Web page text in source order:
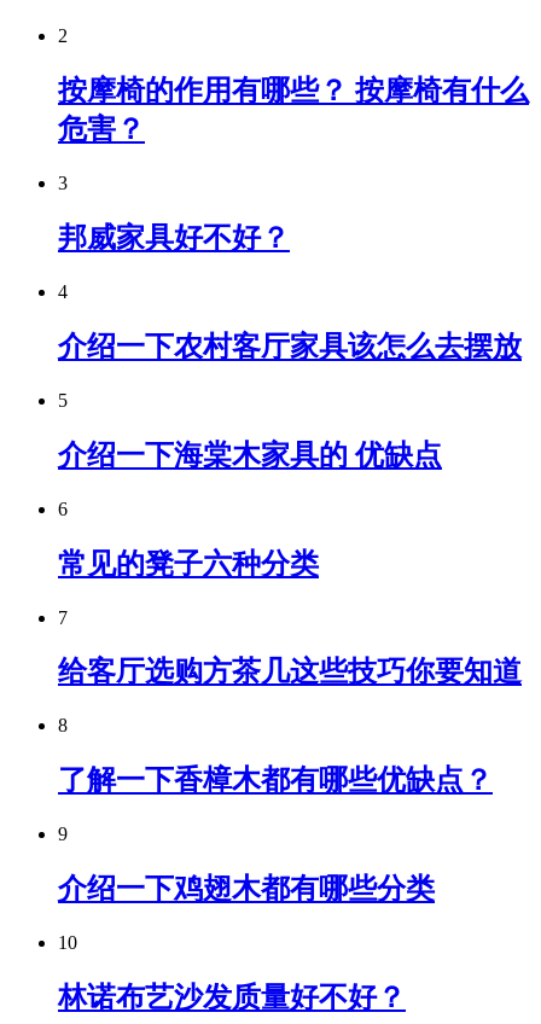
2
按摩椅的作用有哪些？ 按摩椅有什么
危害？
3
邦威家具好不好？
4
介绍一下农村客厅家具该怎么去摆放
5
介绍一下海棠木家具的 优缺点
6
常见的凳子六种分类
7
给客厅选购方茶几这些技巧你要知道
8
了解一下香樟木都有哪些优缺点？
9
介绍一下鸡翅木都有哪些分类
10
林诺布艺沙发质量好不好？